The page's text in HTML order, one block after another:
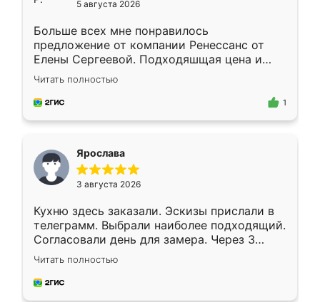
5 августа 2026
Больше всех мне понравилось
предложение от компании Ренессанс от
Елены Сергеевой. Подходяшщая цена и
короткие сроки изготовления. Приехавший
для замера сотрудник Владислав
предложил по моему эскизу самый
Читать полностью
1
Ярослава
3 августа 2026
Кухню здесь заказали. Эскизы прислали в
телеграмм. Выбрали наиболее подходящий.
Согласовали день для замера. Через 3
недели кухня была уже готова. Остались
довольны работой. Спасибо Ренессанс
мебель за качественную работу!
Читать полностью